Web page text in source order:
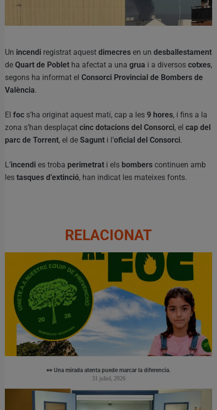
Un incendi registrat aquest dimecres en un desballestament
de Quart de Poblet ha afectat a una grua i a diversos cotxes,
segons ha informat el Consorci Provincial de Bombers de
València.
El foc s’ha originat aquest matí, cap a les 9 hores, i fins a la
zona s’han desplaçat cinc dotacions del Consorci, el cap del
parc de Torrent, el de Sagunt i l’oficial del Consorci.
L’incendi es troba perimetrat i els bombers continuen amb
les tasques d’extinció, han indicat les mateixes fonts.
RELACIONAT
👀 Una mirada atenta puede marcar la diferencia.
31 juliol, 2026